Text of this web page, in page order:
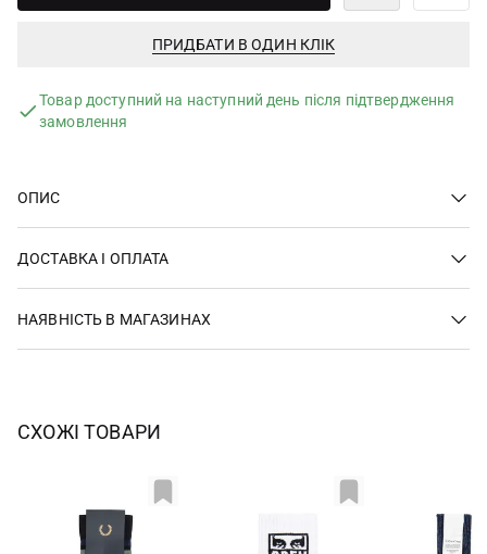
ПРИДБАТИ В ОДИН КЛІК
Товар доступний на наступний день після підтвердження
замовлення
ОПИС
ДОСТАВКА І ОПЛАТА
НАЯВНІСТЬ В МАГАЗИНАХ
СХОЖІ ТОВАРИ